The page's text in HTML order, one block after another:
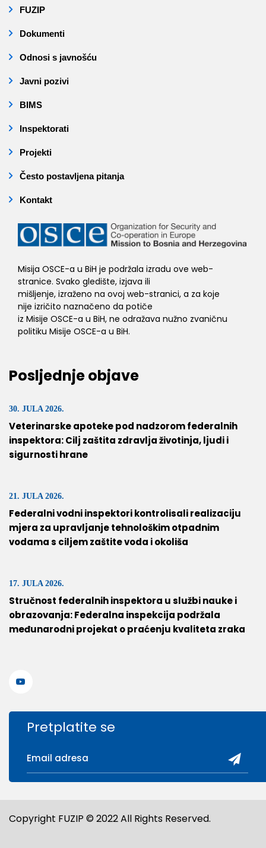
FUZIP
Dokumenti
Odnosi s javnošću
Javni pozivi
BIMS
Inspektorati
Projekti
Često postavljena pitanja
Kontakt
Misija OSCE-a u BiH je podržala izradu ove web-
stranice. Svako gledište, izjava ili
mišljenje, izraženo na ovoj web-stranici, a za koje
nije izričito naznačeno da potiče
iz Misije OSCE-a u BiH, ne odražava nužno zvaničnu
politiku Misije OSCE-a u BiH.
Posljednje objave
30. JULA 2026.
Veterinarske apoteke pod nadzorom federalnih
inspektora: Cilj zaštita zdravlja životinja, ljudi i
sigurnosti hrane
21. JULA 2026.
Federalni vodni inspektori kontrolisali realizaciju
mjera za upravljanje tehnološkim otpadnim
vodama s ciljem zaštite voda i okoliša
17. JULA 2026.
Stručnost federalnih inspektora u službi nauke i
obrazovanja: Federalna inspekcija podržala
međunarodni projekat o praćenju kvaliteta zraka
Pretplatite se
Copyright FUZIP © 2022 All Rights Reserved.